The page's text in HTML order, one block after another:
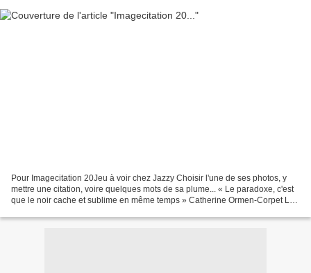
Pour Imagecitation 20Jeu à voir chez Jazzy Choisir l'une de ses photos, y
mettre une citation, voire quelques mots de sa plume... « Le paradoxe, c'est
que le noir cache et sublime en même temps » Catherine Ormen-Corpet Les